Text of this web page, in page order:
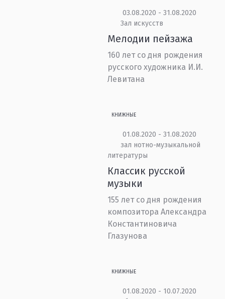
03.08.2020 - 31.08.2020
Зал искусств
Мелодии пейзажа
160 лет со дня рождения
русского художника И.И.
Левитана
КНИЖНЫЕ
01.08.2020 - 31.08.2020
зал нотно-музыкальной
литературы
Классик русской
музыки
155 лет со дня рождения
композитора Александра
Константиновича
Глазунова
КНИЖНЫЕ
01.08.2020 - 10.07.2020